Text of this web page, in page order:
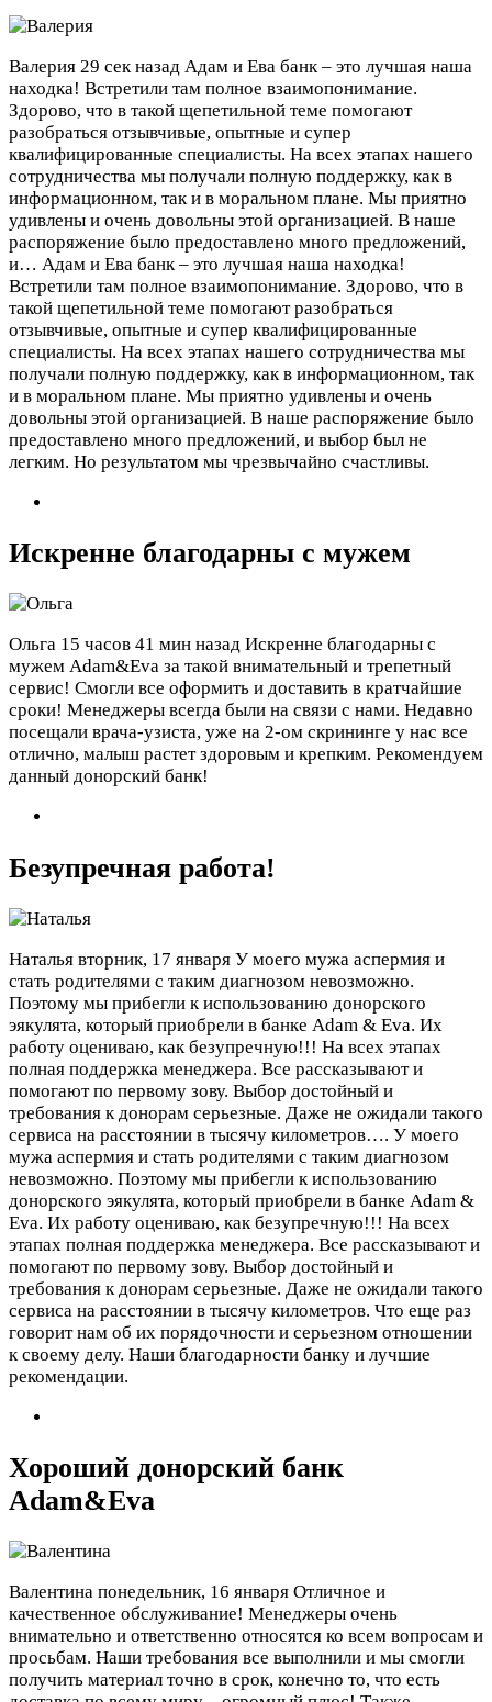
Валерия 29 сек назад Адам и Ева банк – это лучшая наша
находка! Встретили там полное взаимопонимание.
Здорово, что в такой щепетильной теме помогают
разобраться отзывчивые, опытные и супер
квалифицированные специалисты. На всех этапах нашего
сотрудничества мы получали полную поддержку, как в
информационном, так и в моральном плане. Мы приятно
удивлены и очень довольны этой организацией. В наше
распоряжение было предоставлено много предложений,
и… Адам и Ева банк – это лучшая наша находка!
Встретили там полное взаимопонимание. Здорово, что в
такой щепетильной теме помогают разобраться
отзывчивые, опытные и супер квалифицированные
специалисты. На всех этапах нашего сотрудничества мы
получали полную поддержку, как в информационном, так
и в моральном плане. Мы приятно удивлены и очень
довольны этой организацией. В наше распоряжение было
предоставлено много предложений, и выбор был не
легким. Но результатом мы чрезвычайно счастливы.
Искренне благодарны с мужем
Ольга 15 часов 41 мин назад Искренне благодарны с
мужем Adam&Eva за такой внимательный и трепетный
сервис! Смогли все оформить и доставить в кратчайшие
сроки! Менеджеры всегда были на связи с нами. Недавно
посещали врача-узиста, уже на 2-ом скрининге у нас все
отлично, малыш растет здоровым и крепким. Рекомендуем
данный донорский банк!
Безупречная работа!
Наталья вторник, 17 января У моего мужа аспермия и
стать родителями с таким диагнозом невозможно.
Поэтому мы прибегли к использованию донорского
эякулята, который приобрели в банке Adam & Eva. Их
работу оцениваю, как безупречную!!! На всех этапах
полная поддержка менеджера. Все рассказывают и
помогают по первому зову. Выбор достойный и
требования к донорам серьезные. Даже не ожидали такого
сервиса на расстоянии в тысячу километров…. У моего
мужа аспермия и стать родителями с таким диагнозом
невозможно. Поэтому мы прибегли к использованию
донорского эякулята, который приобрели в банке Adam &
Eva. Их работу оцениваю, как безупречную!!! На всех
этапах полная поддержка менеджера. Все рассказывают и
помогают по первому зову. Выбор достойный и
требования к донорам серьезные. Даже не ожидали такого
сервиса на расстоянии в тысячу километров. Что еще раз
говорит нам об их порядочности и серьезном отношении
к своему делу. Наши благодарности банку и лучшие
рекомендации.
Хороший донорский банк
Adam&Eva
Валентина понедельник, 16 января Отличное и
качественное обслуживание! Менеджеры очень
внимательно и ответственно относятся ко всем вопросам и
просьбам. Наши требования все выполнили и мы смогли
получить материал точно в срок, конечно то, что есть